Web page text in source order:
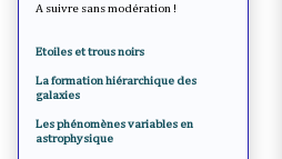
A suivre sans modération !
Etoiles et trous noirs
La formation hiérarchique des
galaxies
Les phénomènes variables en
astrophysique